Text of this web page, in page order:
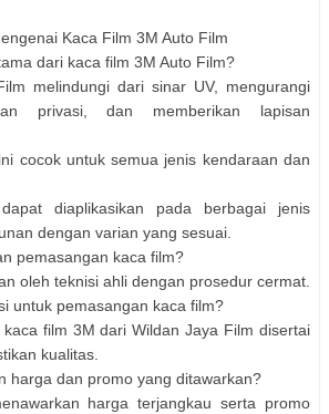
Kaca Film 3M Auto Film
dari kaca film 3M Auto Film?
melindungi dari sinar UV, mengurangi
privasi, dan memberikan lapisan
cocok untuk semua jenis kendaraan dan
diaplikasikan pada berbagai jenis
dengan varian yang sesuai.
pemasangan kaca film?
oleh teknisi ahli dengan prosedur cermat.
untuk pemasangan kaca film?
film 3M dari Wildan Jaya Film disertai
kualitas.
harga dan promo yang ditawarkan?
harga terjangkau serta promo